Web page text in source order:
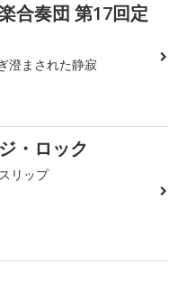
合奏団 第17回定
澄まされた静寂
・ロック
リップ